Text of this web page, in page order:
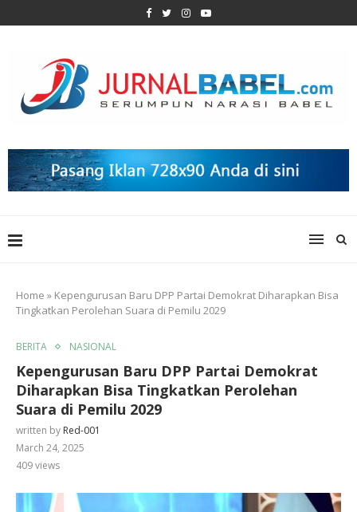
Home » Kepengurusan Baru DPP Partai Demokrat Diharapkan Bisa
Tingkatkan Perolehan Suara di Pemilu 2029
BERITA NASIONAL
Kepengurusan Baru DPP Partai Demokrat
Diharapkan Bisa Tingkatkan Perolehan
Suara di Pemilu 2029
written by Red-001
March 24, 2025
409views